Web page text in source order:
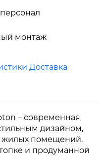
монтаж
Доставка
– современная
дизайном,
жилых помещений.
и продуманной